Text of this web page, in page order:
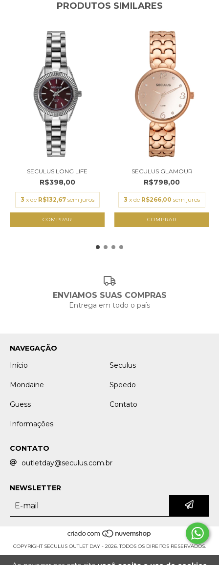
PRODUTOS SIMILARES
SECULUS LONG LIFE
R$398,00
3 x de R$132,67 sem juros
SECULUS GLAMOUR
R$798,00
3 x de R$266,00 sem juros
ENVIAMOS SUAS COMPRAS
Entrega em todo o país
NAVEGAÇÃO
Início
Seculus
Mondaine Speedo
Guess Contato
Informações
CONTATO
outletday@seculus.com.br
NEWSLETTER
COPYRIGHT SECULUS OUTLET DAY - 2026. TODOS OS DIREITOS RESERVADOS.